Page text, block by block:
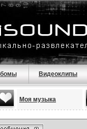
Видеоклипы
Моя музыка